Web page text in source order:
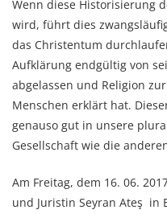
Wenn diese Historisierung
wird, führt dies
das Christentum
Aufklärung endgültig von
abgelassen und Religion
Menschen erklärt hat.
genauso gut in unsere
Gesellschaft wie die
Am Freitag, dem 16. 06.
und Juristin Seyran Ateş in